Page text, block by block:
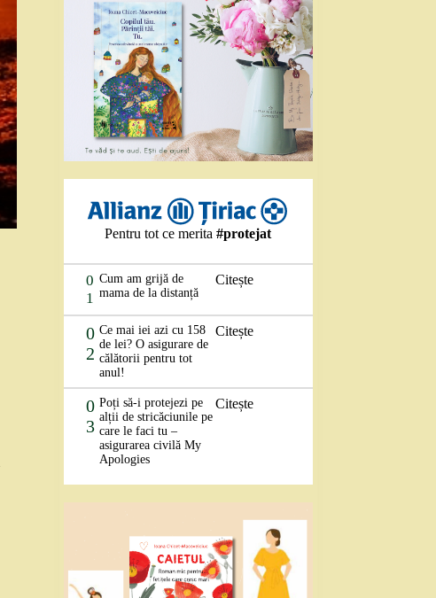
Pentru tot ce merita#protejat
0
1
Cum am grijă de
mama de la distanță
Citește
0
2
Ce mai iei azi cu 158
de lei? O asigurare de
călătorii pentru tot
anul!
Citește
0
3
Poți să-i protejezi pe
alții de stricăciunile pe
care le faci tu –
asigurarea civilă My
Apologies
Citește